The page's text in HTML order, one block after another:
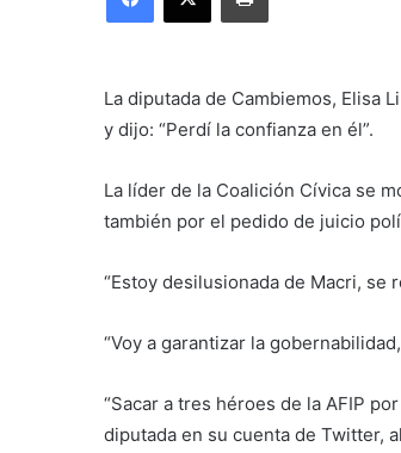
La diputada de Cambiemos, Elisa
y dijo: “Perdí la confianza en él”.
La líder de la Coalición Cívica se
también por el pedido de juicio
“Estoy desilusionada de Macri, se
“Voy a garantizar la
“Sacar a tres héroes de la AFIP
diputada en su cuenta de Twitter,